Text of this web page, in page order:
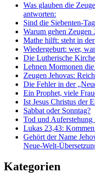
Was glauben die
antworten:
Sind die Siebenten-
Warum gehen Zeugen
Mathe hilft: steht in
Wiedergeburt: wer,
Die Lutherische
Lehnen Mormonen
Zeugen Jehovas:
Die Fehler in der
Ein Prophet, viele
Ist Jesus Christus der
Sabbat oder Sonntag?
Tod und
Lukas 23,43:
Gehört der Name
Neue-Welt-
Kategorien